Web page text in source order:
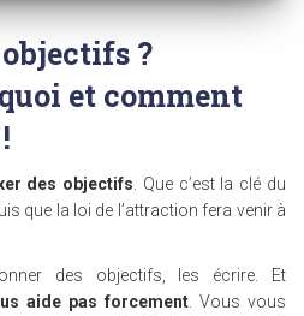
?
et comment
des objectifs . Que c’est la clé du
que la loi de l’attraction fera venir à
des objectifs, les écrire. Et
aide pas forcement . Vous vous